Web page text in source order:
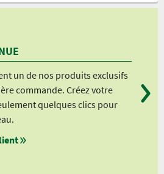
un de nos produits exclusifs
commande. Créez votre
quelques clics pour